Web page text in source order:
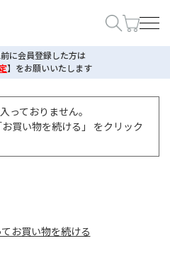
に会員登録した方は
】 をお願いいたします
っておりません。
買い物を続ける」 をクリック
お買い物を続ける